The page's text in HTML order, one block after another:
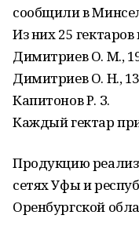
сообщили в
Из них 25
Димитриев О. М.,
Димитриев О. Н.,
Капитонов Р. З.
Каждый гектар
Продукцию
сетях Уфы и
Оренбургской